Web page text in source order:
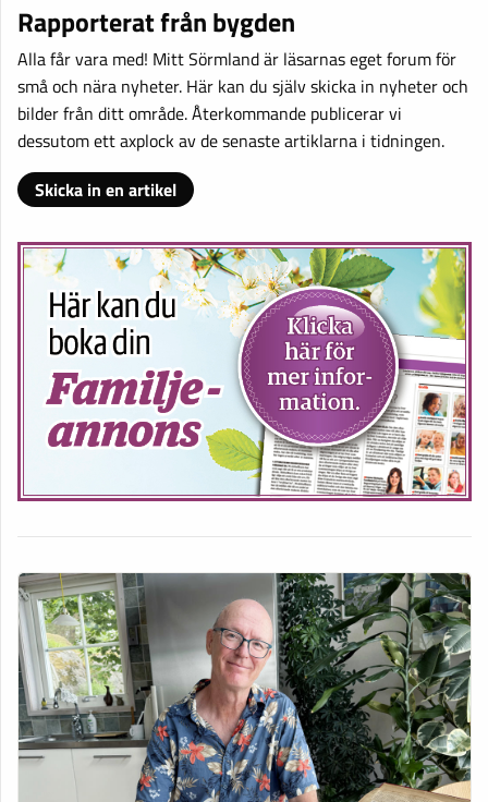
Rapporterat från bygden
Alla får vara med! Mitt Sörmland är läsarnas eget forum för
små och nära nyheter. Här kan du själv skicka in nyheter och
bilder från ditt område. Återkommande publicerar vi
dessutom ett axplock av de senaste artiklarna i tidningen.
Skicka in en artikel